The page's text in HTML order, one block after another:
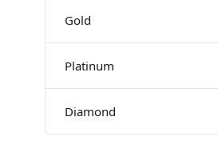
Gold
Platinum
Diamond